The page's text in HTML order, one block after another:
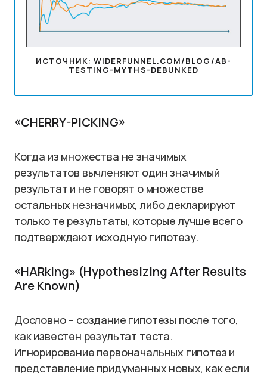
ИСТОЧНИК: WIDERFUNNEL.COM/BLOG/AB-
TESTING-MYTHS-DEBUNKED
«CHERRY-PICKING»
Когда из множества не значимых
результатов вычленяют один значимый
результат и не говорят о множестве
остальных незначимых, либо декларируют
только те результаты, которые лучше всего
подтверждают исходную гипотезу.
«HARking» (Hypothesizing After Results
Are Known)
Дословно – создание гипотезы после того,
как известен результат теста.
Игнорирование первоначальных гипотез и
представление придуманных новых, как если